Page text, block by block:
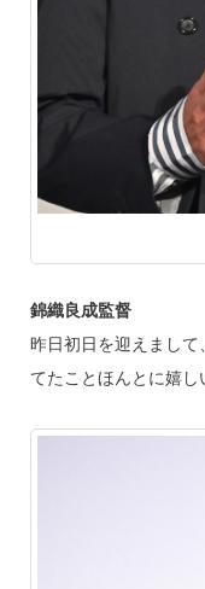
錦織良成監督
昨日初日を迎えまし
てたことほんとに嬉し